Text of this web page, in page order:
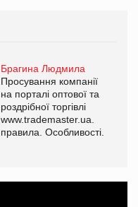
Брагина Людмила
Просування компанії
на порталі оптової та
роздрібної торгівлі
www.trademaster.ua.
правила. Особливості.